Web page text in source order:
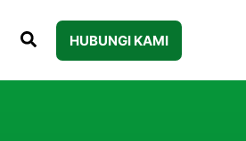
HUBUNGI KAMI